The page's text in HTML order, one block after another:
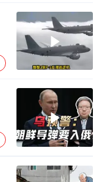
奋力开创中国式现代化建设新局面